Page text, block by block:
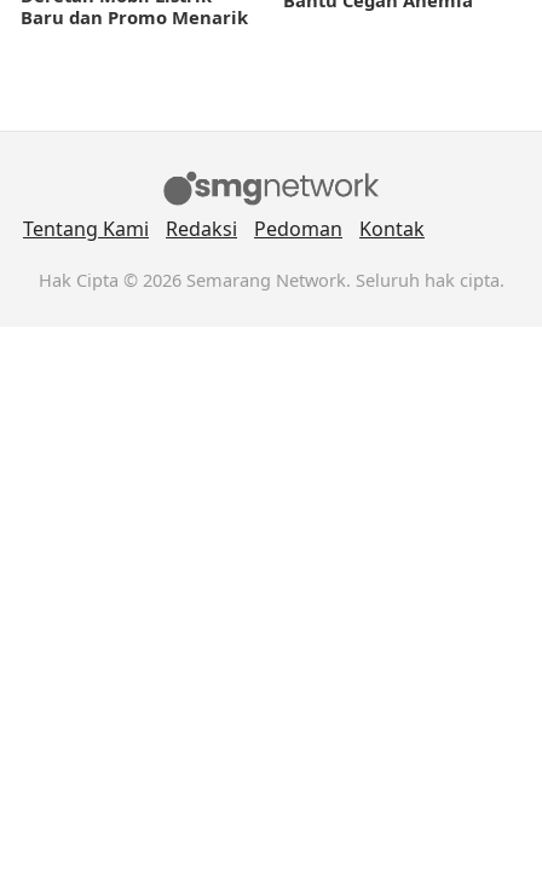
Baru dan Promo Menarik
Tentang Kami Redaksi Pedoman Kontak
Hak Cipta © 2026 Semarang Network. Seluruh hak cipta.